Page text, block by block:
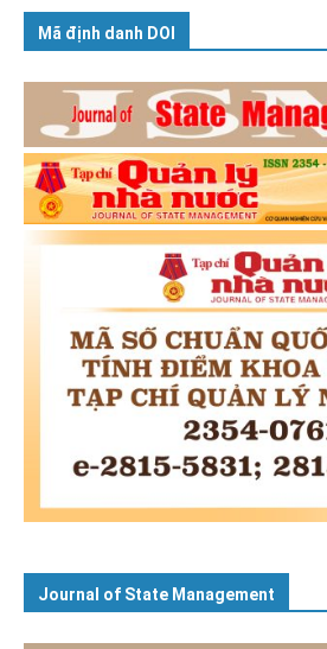
Mã định danh DOI
Journal of State Management